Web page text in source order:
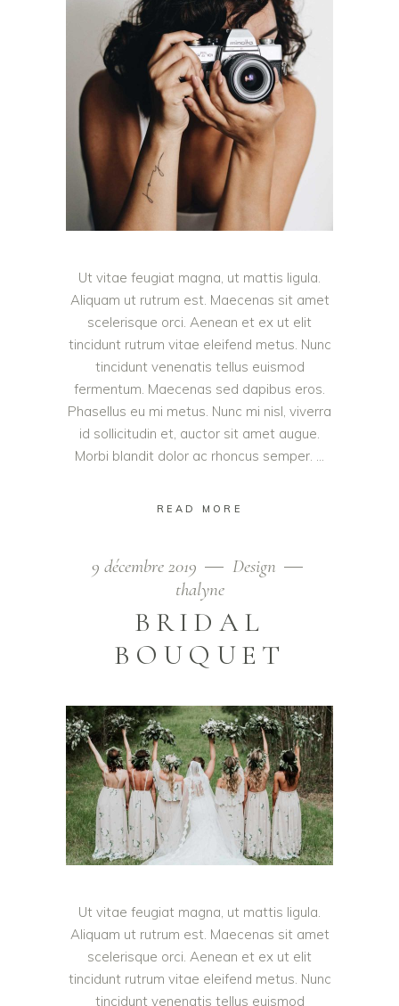
Ut vitae feugiat magna, ut mattis ligula.
Aliquam ut rutrum est. Maecenas sit amet
scelerisque orci. Aenean et ex ut elit
tincidunt rutrum vitae eleifend metus. Nunc
tincidunt venenatis tellus euismod
fermentum. Maecenas sed dapibus eros.
Phasellus eu mi metus. Nunc mi nisl, viverra
id sollicitudin et, auctor sit amet augue.
Morbi blandit dolor ac rhoncus semper.
READ MORE
9 décembre 2019
Design
thalyne
BRIDAL
BOUQUET
Ut vitae feugiat magna, ut mattis ligula.
Aliquam ut rutrum est. Maecenas sit amet
scelerisque orci. Aenean et ex ut elit
tincidunt rutrum vitae eleifend metus. Nunc
tincidunt venenatis tellus euismod